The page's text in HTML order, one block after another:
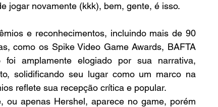
jogar novamente (kkk), bem, gente, é isso.
e reconhecimentos, incluindo mais de 90
como os Spike Video Game Awards, BAFTA
amplamente elogiado por sua narrativa,
solidificando seu lugar como um marco na
reflete sua recepção crítica e popular.
ou apenas Hershel, aparece no game, porém